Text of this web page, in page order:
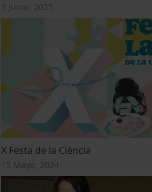
3 Junio, 2025
X Festa de la Ciència
15 Mayo, 2024